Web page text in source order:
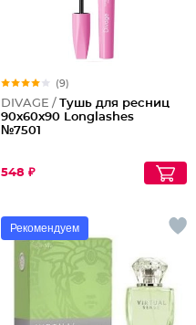
(9)
DIVAGE / Тушь для ресниц
90x60x90 Longlashes
№7501
548 ₽
Рекомендуем